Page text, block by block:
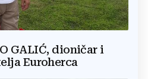
GALIĆ, dioničar i
Euroherca